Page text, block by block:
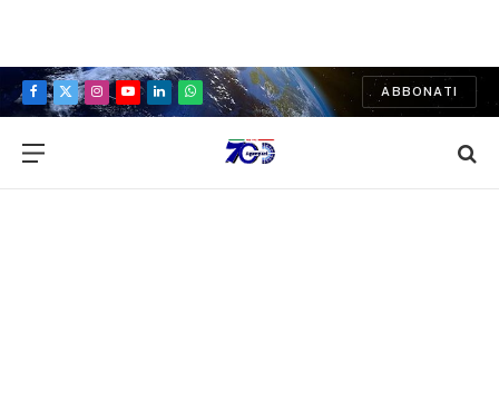
Facebook
X
Instagram
YouTubeLinkedInWhatsApp
ABBONATI